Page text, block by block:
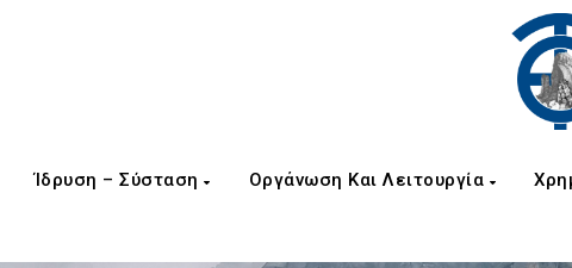
Ίδρυση – Σύσταση Οργάνωση Και Λειτουργία